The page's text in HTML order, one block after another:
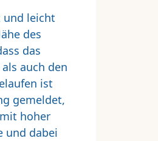
und leicht
des
das
auch den
ist
gemeldet,
hoher
und dabei